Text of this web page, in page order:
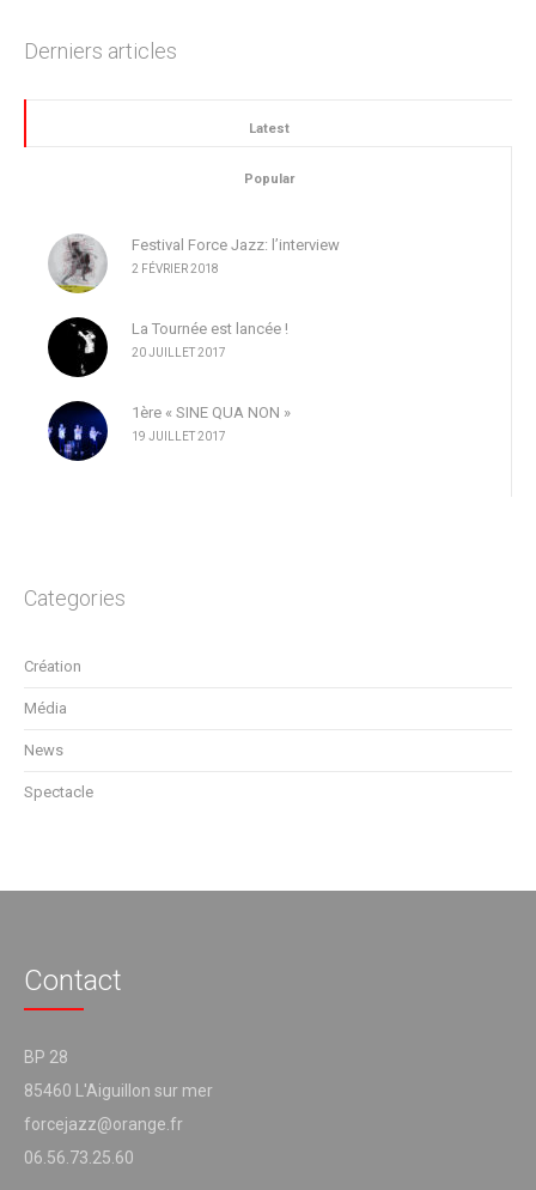
Derniers articles
Latest
Popular
Festival Force Jazz: l’interview
2 FÉVRIER 2018
La Tournée est lancée !
20 JUILLET 2017
1ère « SINE QUA NON »
19 JUILLET 2017
Categories
Création
Média
News
Spectacle
Contact
BP 28
85460 L'Aiguillon sur mer
forcejazz@orange.fr
06.56.73.25.60